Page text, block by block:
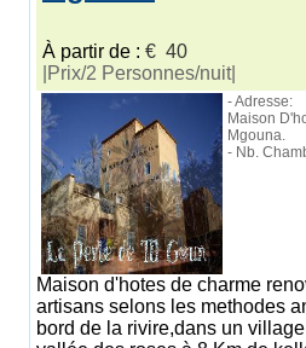
À partir de : € 40
|Prix/2 Personnes/nuit|
- Adresse:
Maison
Mgouna.
- Nb.
Maison d'hotes de charme
artisans selons les methodes
bord de la rivire,dans un